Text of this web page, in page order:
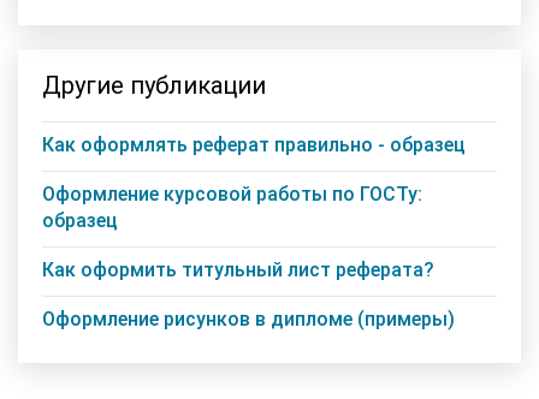
Другие публикации
Как оформлять реферат правильно - образец
Оформление курсовой работы по ГОСТу:
образец
Как оформить титульный лист реферата?
Оформление рисунков в дипломе (примеры)